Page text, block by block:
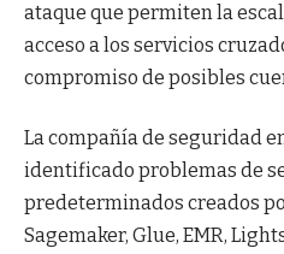
ataque que permiten la
acceso a los servicios
compromiso de posibles
La compañía de seguridad
identificado problemas de
predeterminados creados
Sagemaker, Glue, EMR,